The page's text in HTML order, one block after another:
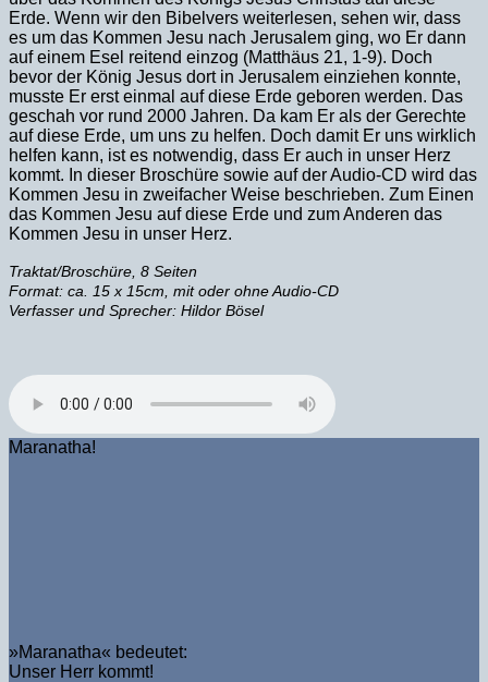
Erde. Wenn wir den Bibelvers weiterlesen, sehen wir, dass
es um das Kommen Jesu nach Jerusalem ging, wo Er dann
auf einem Esel reitend einzog (Matthäus 21, 1-9). Doch
bevor der König Jesus dort in Jerusalem einziehen konnte,
musste Er erst einmal auf diese Erde geboren werden. Das
geschah vor rund 2000 Jahren. Da kam Er als der Gerechte
auf diese Erde, um uns zu helfen. Doch damit Er uns wirklich
helfen kann, ist es notwendig, dass Er auch in unser Herz
kommt. In dieser Broschüre sowie auf der Audio-CD wird das
Kommen Jesu in zweifacher Weise beschrieben. Zum Einen
das Kommen Jesu auf diese Erde und zum Anderen das
Kommen Jesu in unser Herz.
Traktat/Broschüre, 8 Seiten
Format: ca. 15 x 15cm, mit oder ohne Audio-CD
Verfasser und Sprecher: Hildor Bösel
Maranatha!
»Maranatha« bedeutet:
Unser Herr kommt!